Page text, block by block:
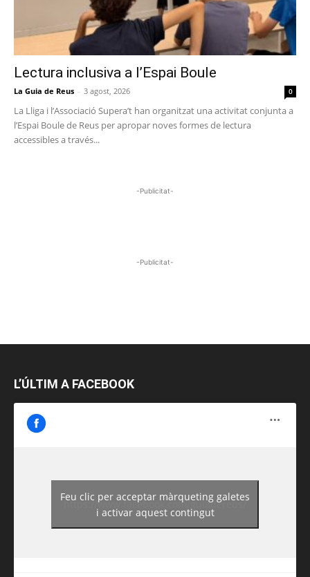
Lectura inclusiva a l’Espai Boule
La Guia de Reus - 3 agost, 2026 0
La Lliga i l’Associació Supera’t han organitzat una activitat conjunta a
l’Espai Boule de Reus per apropar noves formes de lectura
accessibles a través...
-Publicitat-
-Publicitat-
L’ÚLTIM A FACEBOOK
https://www.facebook.com/guiadereus/
Feu clic per acceptar màrqueting galetes
i activar aquest contingut